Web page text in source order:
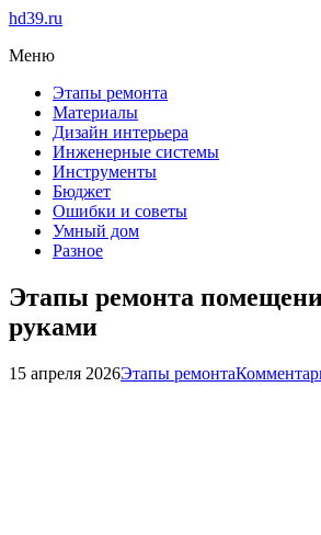
hd39.ru
Меню
Этапы ремонта
Материалы
Дизайн интерьера
Инженерные системы
Инструменты
Бюджет
Ошибки и советы
Умный дом
Разное
Этапы ремонта
руками
15 апреля 2026Этапы ремонта